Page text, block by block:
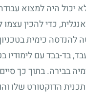
יכול היה למצוא
כדי להכין
להנדסה כימית
בבד עם לימודיו
בבירה. בתוך כך
הדוקטורט שלו